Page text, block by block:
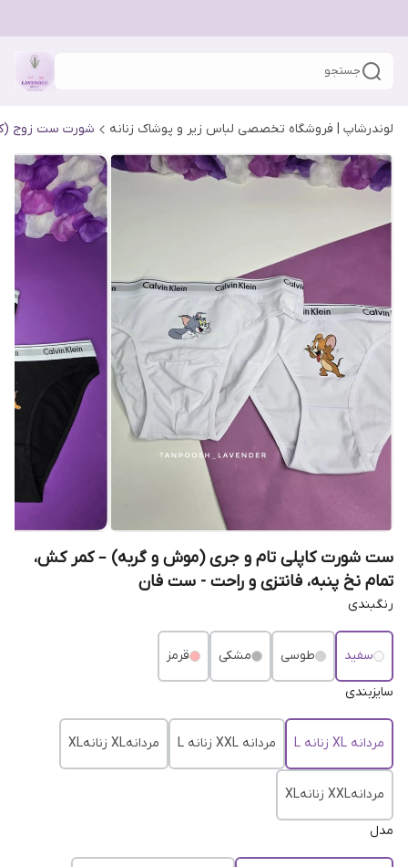
جستجو
لوندرشاپ | فروشگاه تخصصی لباس زیر و پوشاک زنانه شورت ست زوج
ست شورت کاپلی تام و جری (موش و گربه) – کمر کش،
تمام نخ پنبه، فانتزی و راحت - ست فان
رنگبندی
سفید طوسی مشکی قرمز
سایزبندی
مردانه XL زنانه L مردانه XXL زنانه L مردانهXL زنانهXL
مردانهXXL زنانهXL
مدل